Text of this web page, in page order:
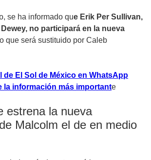
se ha informado que Erik Per Sullivan,
no participará en la nueva
que será sustituido por Caleb
de El Sol de México en WhatsApp
la información más importante
estrena la nueva
Malcolm el de en medio